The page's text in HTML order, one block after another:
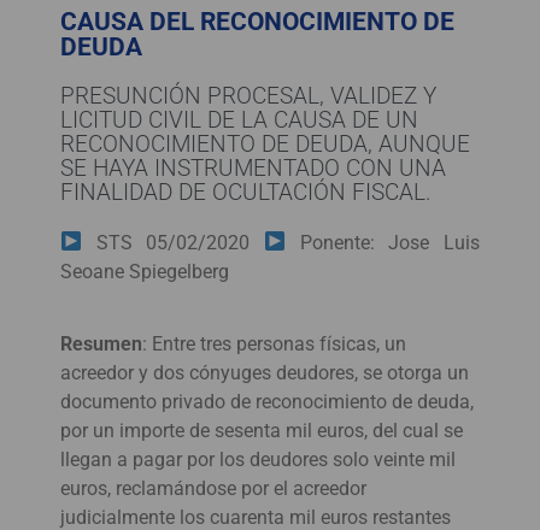
CAUSA DEL RECONOCIMIENTO DE
DEUDA
PRESUNCIÓN PROCESAL, VALIDEZ Y
LICITUD CIVIL DE LA CAUSA DE UN
RECONOCIMIENTO DE DEUDA, AUNQUE
SE HAYA INSTRUMENTADO CON UNA
FINALIDAD DE OCULTACIÓN FISCAL.
STS 05/02/2020
Ponente: Jose Luis
Seoane Spiegelberg
Resumen: Entre tres personas físicas, un
acreedor y dos cónyuges deudores, se otorga un
documento privado de reconocimiento de deuda,
por un importe de sesenta mil euros, del cual se
llegan a pagar por los deudores solo veinte mil
euros, reclamándose por el acreedor
judicialmente los cuarenta mil euros restantes